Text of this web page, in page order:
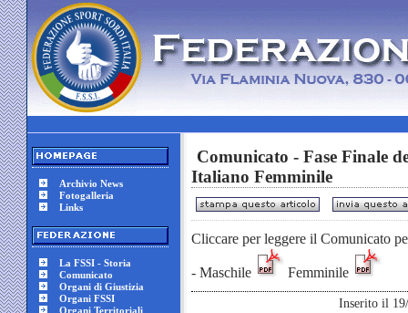
Archivio News
Fotogalleria
Links
La FSSI - Storia
Comunicato
Organi di Giustizia
Organi FSSI
Organi Territoriali
Comunicato - Fase Finale
Italiano Femminile
Cliccare per leggere il Comunicato
- Maschile
Femminile
Inserito il